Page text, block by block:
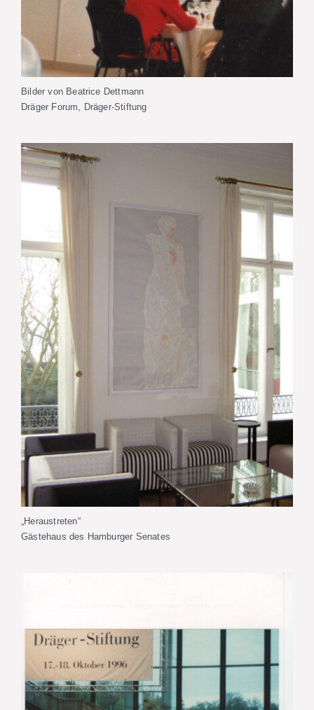
Bilder von Beatrice Dettmann
Dräger Forum,
Dräger-Stiftung
„Heraustreten“
Gästehaus des Hamburger Senates